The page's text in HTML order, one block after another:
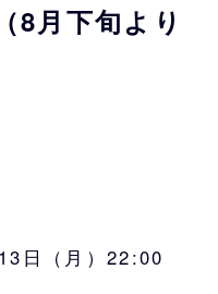
8月下旬より
日（月）22:00